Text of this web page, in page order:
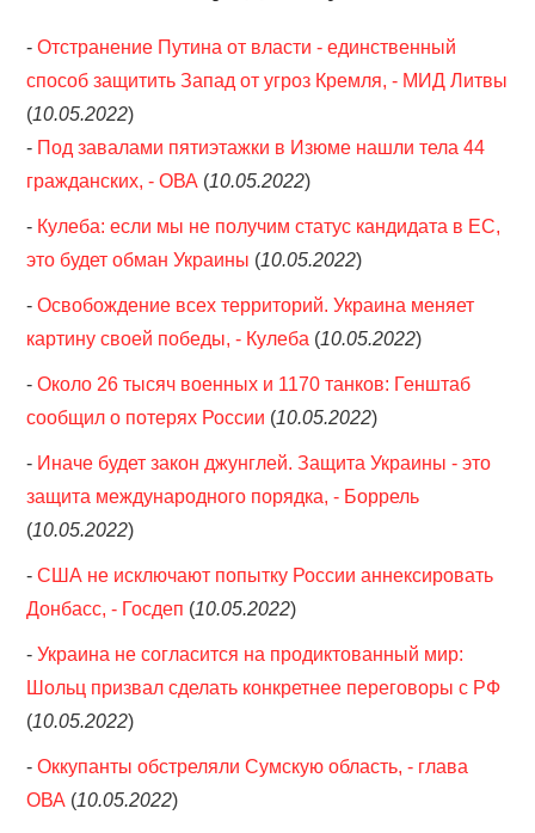
ОБЪЯВЛЕНИЯ
ТРАНСПОРТ
КУДА ПОЙТИ
АВТОБАЗАР
РАБОТА
КОНТАКТЫ
>
-Отстранение Путина от власти - единственный
способ защитить Запад от угроз Кремля, - МИД Литвы
(10.05.2022)
- Под завалами пятиэтажки в Изюме нашли тела 44
гражданских, - ОВА (10.05.2022)
- Кулеба: если мы не получим статус кандидата в ЕС,
это будет обман Украины (10.05.2022)
-Освобождение всех территорий. Украина меняет
картину своей победы, - Кулеба (10.05.2022)
-Около 26 тысяч военных и 1170 танков: Генштаб
сообщил о потерях России (10.05.2022)
- Иначе будет закон джунглей. Защита Украины - это
защита международного порядка, - Боррель
(10.05.2022)
-США не исключают попытку России аннексировать
Донбасс, - Госдеп (10.05.2022)
-Украина не согласится на продиктованный мир:
Шольц призвал сделать конкретнее переговоры с РФ
(10.05.2022)
-Оккупанты обстреляли Сумскую область, - глава
ОВА (10.05.2022)